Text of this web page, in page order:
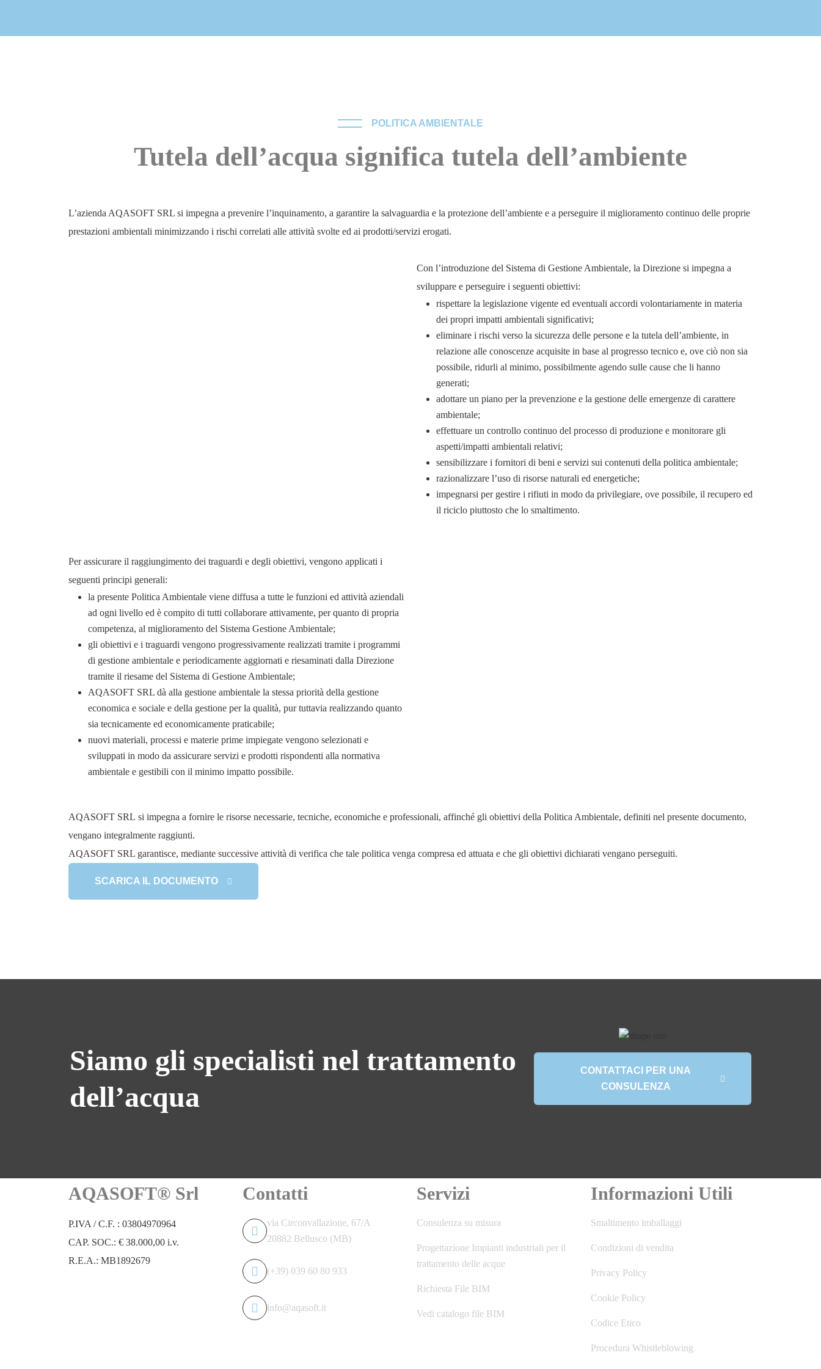
POLITICA AMBIENTALE
Tutela dell’acqua significa tutela dell’ambiente
L’azienda AQASOFT SRL si impegna a prevenire l’inquinamento, a garantire la salvaguardia e la protezione dell’ambiente e a perseguire il miglioramento continuo delle proprie
prestazioni ambientali minimizzando i rischi correlati alle attività svolte ed ai prodotti/servizi erogati.
Con l’introduzione del Sistema di Gestione Ambientale, la Direzione si impegna a
sviluppare e perseguire i seguenti obiettivi:
rispettare la legislazione vigente ed eventuali accordi volontariamente in materia
dei propri impatti ambientali significativi;
eliminare i rischi verso la sicurezza delle persone e la tutela dell’ambiente, in
relazione alle conoscenze acquisite in base al progresso tecnico e, ove ciò non sia
possibile, ridurli al minimo, possibilmente agendo sulle cause che li hanno
generati;
adottare un piano per la prevenzione e la gestione delle emergenze di carattere
ambientale;
effettuare un controllo continuo del processo di produzione e monitorare gli
aspetti/impatti ambientali relativi;
sensibilizzare i fornitori di beni e servizi sui contenuti della politica ambientale;
razionalizzare l’uso di risorse naturali ed energetiche;
impegnarsi per gestire i rifiuti in modo da privilegiare, ove possibile, il recupero ed
il riciclo piuttosto che lo smaltimento.
Per assicurare il raggiungimento dei traguardi e degli obiettivi, vengono applicati i
seguenti principi generali:
la presente Politica Ambientale viene diffusa a tutte le funzioni ed attività aziendali
ad ogni livello ed è compito di tutti collaborare attivamente, per quanto di propria
competenza, al miglioramento del Sistema Gestione Ambientale;
gli obiettivi e i traguardi vengono progressivamente realizzati tramite i programmi
di gestione ambientale e periodicamente aggiornati e riesaminati dalla Direzione
tramite il riesame del Sistema di Gestione Ambientale;
AQASOFT SRL dà alla gestione ambientale la stessa priorità della gestione
economica e sociale e della gestione per la qualità, pur tuttavia realizzando quanto
sia tecnicamente ed economicamente praticabile;
nuovi materiali, processi e materie prime impiegate vengono selezionati e
sviluppati in modo da assicurare servizi e prodotti rispondenti alla normativa
ambientale e gestibili con il minimo impatto possibile.
AQASOFT SRL si impegna a fornire le risorse necessarie, tecniche, economiche e professionali, affinché gli obiettivi della Politica Ambientale, definiti nel presente documento,
vengano integralmente raggiunti.
AQASOFT SRL garantisce, mediante successive attività di verifica che tale politica venga compresa ed attuata e che gli obiettivi dichiarati vengano perseguiti.
SCARICA IL DOCUMENTO
Siamo gli specialisti nel trattamento
dell’acqua
CONTATTACI PER UNA
CONSULENZA
AQASOFT® Srl
P.IVA / C.F. : 03804970964
CAP. SOC.: € 38.000,00 i.v.
R.E.A.: MB1892679
Contatti
via Circonvallazione, 67/A
20882 Bellusco (MB)
(+39) 039 60 80 933
info@aqasoft.it
Servizi
Consulenza su misura
Progettazione Impianti industriali per il
trattamento delle acque
Richiesta File BIM
Vedi catalogo file BIM
Informazioni Utili
Smaltimento imballaggi
Condizioni di vendita
Privacy Policy
Cookie Policy
Codice Etico
Procedura Whistleblowing